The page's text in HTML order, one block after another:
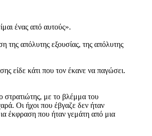
ένας από αυτούς».
απόλυτης εξουσίας, της απόλυτης
είδε κάτι που τον έκανε να παγώσει.
στρατιώτης, με το βλέμμα του
Οι ήχοι που έβγαζε δεν ήταν
έκφραση που ήταν γεμάτη από μια